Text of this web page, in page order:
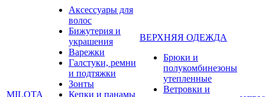
MILOTA
Аксессуары для
волос
Бижутерия и
украшения
Варежки
Галстуки, ремни
и подтяжки
Зонты
Кепки и панамы
ВЕРХНЯЯ ОДЕЖДА
Брюки и
полукомбинезоны
утепленные
Ветровки и